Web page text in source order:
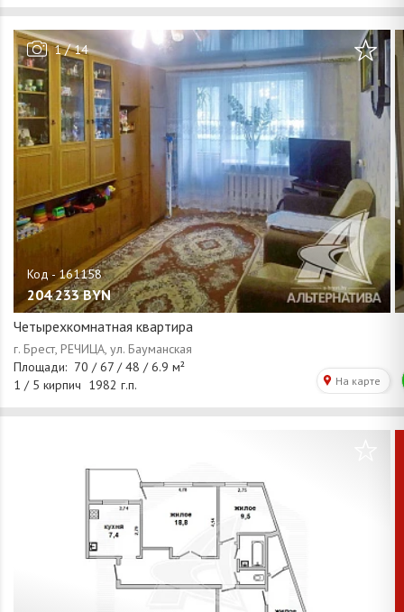
1/14
204 233 BYN
Четырехкомнатная квартира